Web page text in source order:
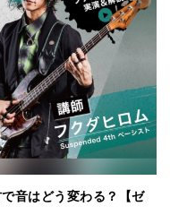
音はどう変わる？【ゼ